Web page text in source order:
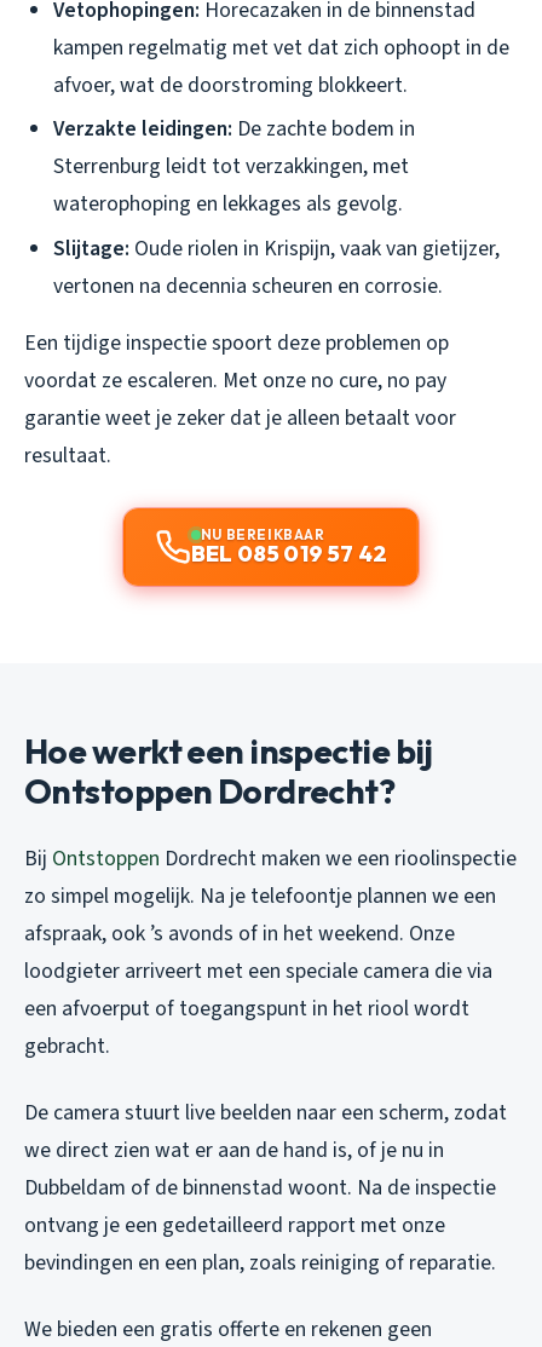
Vetophopingen: Horecazaken in de binnenstad
kampen regelmatig met vet dat zich ophoopt in de
afvoer, wat de doorstroming blokkeert.
Verzakte leidingen: De zachte bodem in
Sterrenburg leidt tot verzakkingen, met
waterophoping en lekkages als gevolg.
Slijtage: Oude riolen in Krispijn, vaak van gietijzer,
vertonen na decennia scheuren en corrosie.
Een tijdige inspectie spoort deze problemen op
voordat ze escaleren. Met onze no cure, no pay
garantie weet je zeker dat je alleen betaalt voor
resultaat.
NU BEREIKBAAR
BEL 085 019 57 42
Hoe werkt een inspectie bij
Ontstoppen Dordrecht?
Bij Ontstoppen Dordrecht maken we een rioolinspectie
zo simpel mogelijk. Na je telefoontje plannen we een
afspraak, ook ’s avonds of in het weekend. Onze
loodgieter arriveert met een speciale camera die via
een afvoerput of toegangspunt in het riool wordt
gebracht.
De camera stuurt live beelden naar een scherm, zodat
we direct zien wat er aan de hand is, of je nu in
Dubbeldam of de binnenstad woont. Na de inspectie
ontvang je een gedetailleerd rapport met onze
bevindingen en een plan, zoals reiniging of reparatie.
We bieden een gratis offerte en rekenen geen